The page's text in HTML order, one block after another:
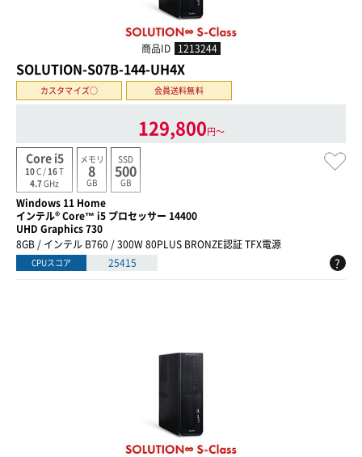
商品ID 1213244
SOLUTION-S07B-144-UH4X
カスタマイズ○ 会員送料無料
129,800円〜
Core i5
10C /16T
4.7GHz
メモリ
8
GB
SSD
500
GB
Windows 11 Home
インテル® Core™ i5 プロセッサー 14400
UHD Graphics 730
8GB / インテル B760 / 300W 80PLUS BRONZE認証 TFX電源
CPUスコア 25415 ?